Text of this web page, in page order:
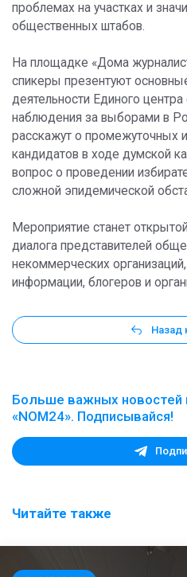
проблемах на участках и
общественных штабов.
На площадке «Дома
спикеры презентуют
деятельности Единого
наблюдения за выборами в
расскажут о промежуточных
кандидатов в ходе думской
вопрос о проведении
сложной эпидемической
Мероприятие станет
диалога представителей
некоммерческих
информации, блогеров и
Назад
Больше важных новостей
«NOM24». Подписывайся!
Читайте также